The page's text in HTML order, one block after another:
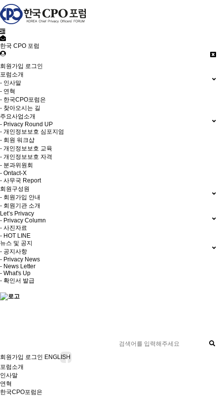
한국 CPO 포럼
회원가입 로그인
포럼소개
- 인사말
- 연혁
- 한국CPO포럼은
- 찾아오시는 길
주요사업소개
- Privacy Round UP
- 개인정보보호 심포지엄
- 회원 워크샵
- 개인정보보호 교육
- 개인정보보호 자격
- 분과위원회
- Ontact-X
- 사무국 Report
회원구성원
- 회원가입 안내
- 회원기관 소개
Let’s Privacy
- Privacy Column
- 사진자료
- HOT LINE
뉴스 및 공지
- 공지사항
- Privacy News
- News Letter
- What's Up
- 확인서 발급
회원가입 로그인 ENGLISH
포럼소개
인사말
연혁
한국CPO포럼은